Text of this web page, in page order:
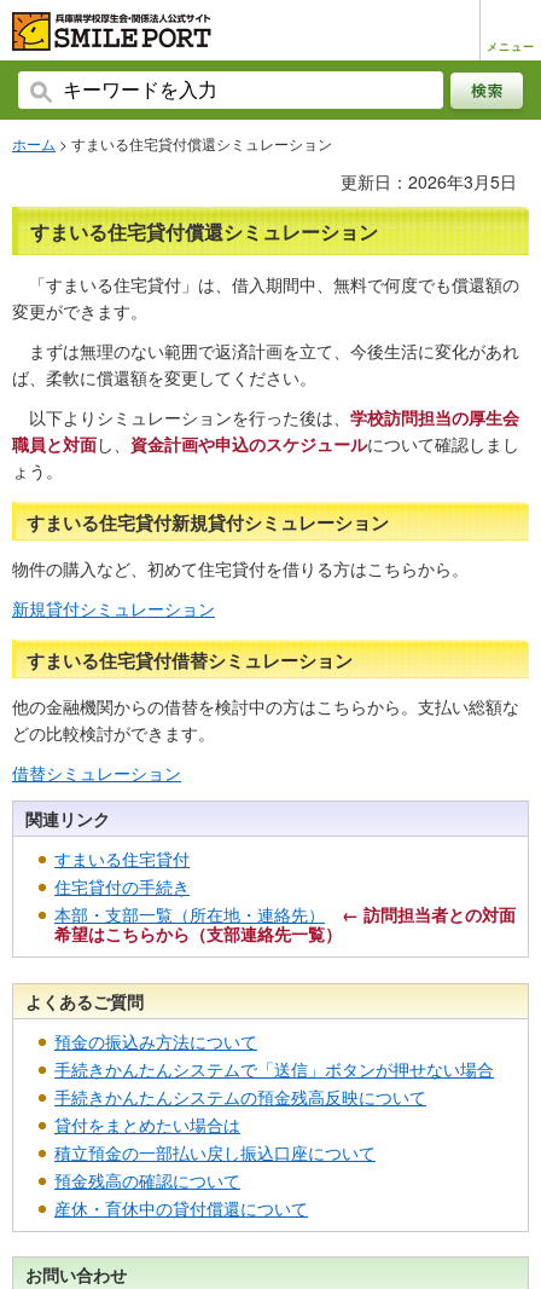
メニュー
ホーム > すまいる住宅貸付償還シミュレーション
更新日：2026年3月5日
すまいる住宅貸付償還シミュレーション
「すまいる住宅貸付」は、借入期間中、無料で何度でも償還額の
変更ができます。
まずは無理のない範囲で返済計画を立て、今後生活に変化があれ
ば、柔軟に償還額を変更してください。
以下よりシミュレーションを行った後は、 学校訪問担当の厚生会
職員と対面し、 資金計画や申込のスケジュールについて確認しまし
ょう。
すまいる住宅貸付新規貸付シミュレーション
物件の購入など、初めて住宅貸付を借りる方はこちらから。
新規貸付シミュレーション
すまいる住宅貸付借替シミュレーション
他の金融機関からの借替を検討中の方はこちらから。支払い総額な
どの比較検討ができます。
借替シミュレーション
関連リンク
すまいる住宅貸付
住宅貸付の手続き
本部・支部一覧（所在地・連絡先）
← 訪問担当者との対面
希望はこちらから（支部連絡先一覧）
よくあるご質問
預金の振込み方法について
手続きかんたんシステムで「送信」ボタンが押せない場合
手続きかんたんシステムの預金残高反映について
貸付をまとめたい場合は
積立預金の一部払い戻し振込口座について
預金残高の確認について
産休・育休中の貸付償還について
お問い合わせ